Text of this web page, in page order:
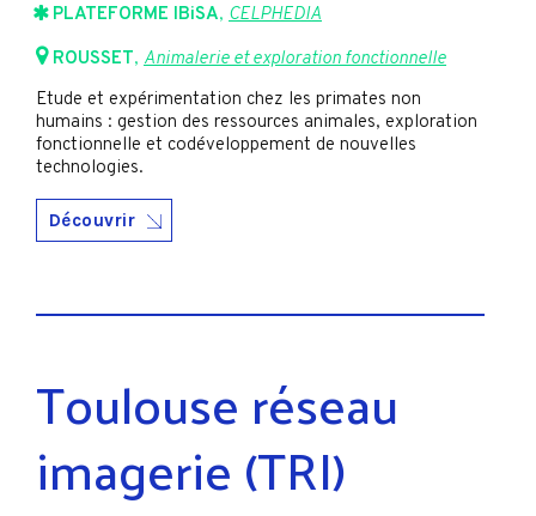
PLATEFORME IBiSA, CELPHEDIA
ROUSSET, Animalerie et exploration fonctionnelle
Etude et expérimentation chez les primates non
humains : gestion des ressources animales, exploration
fonctionnelle et codéveloppement de nouvelles
technologies.
Découvrir
Toulouse réseau
imagerie (TRI)